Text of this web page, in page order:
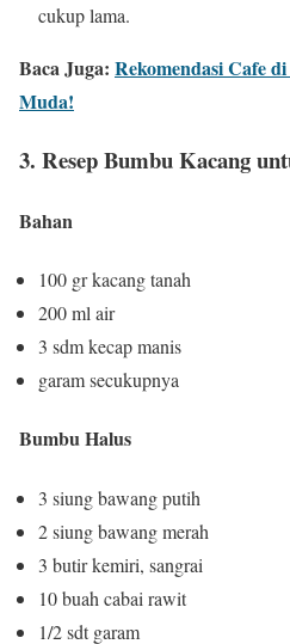
cukup lama.
Baca Juga: Rekomendasi Cafe
Muda!
3. Resep Bumbu Kacang
Bahan
100 gr kacang tanah
200 ml air
3 sdm kecap manis
garam secukupnya
Bumbu Halus
3 siung bawang putih
2 siung bawang merah
3 butir kemiri, sangrai
10 buah cabai rawit
1/2 sdt garam